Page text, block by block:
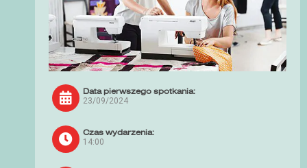
Data pierwszego spotkania:
23/09/2024
Czas wydarzenia:
14:00